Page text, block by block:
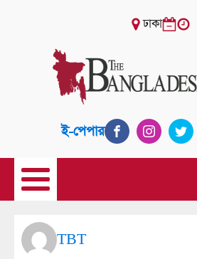
ঢাকা
ই-পেপার
TBT